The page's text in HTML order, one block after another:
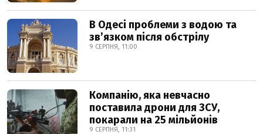
В Одесі проблеми з водою та
звʼязком після обстрілу
9 СЕРПНЯ, 11:00
Компанію, яка невчасно
поставила дрони для ЗСУ,
покарали на 25 мільйонів
9 СЕРПНЯ, 11:31